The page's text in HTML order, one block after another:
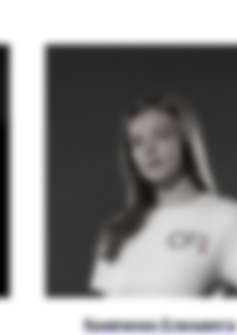
Кравченко Елизавета